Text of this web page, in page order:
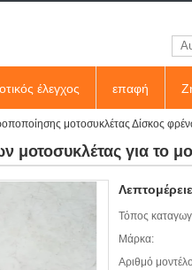
έλεγχος επαφή
μοτοσυκλέτας Δίσκος
για το
Τόπος
Μάρκα:
Αριθμό